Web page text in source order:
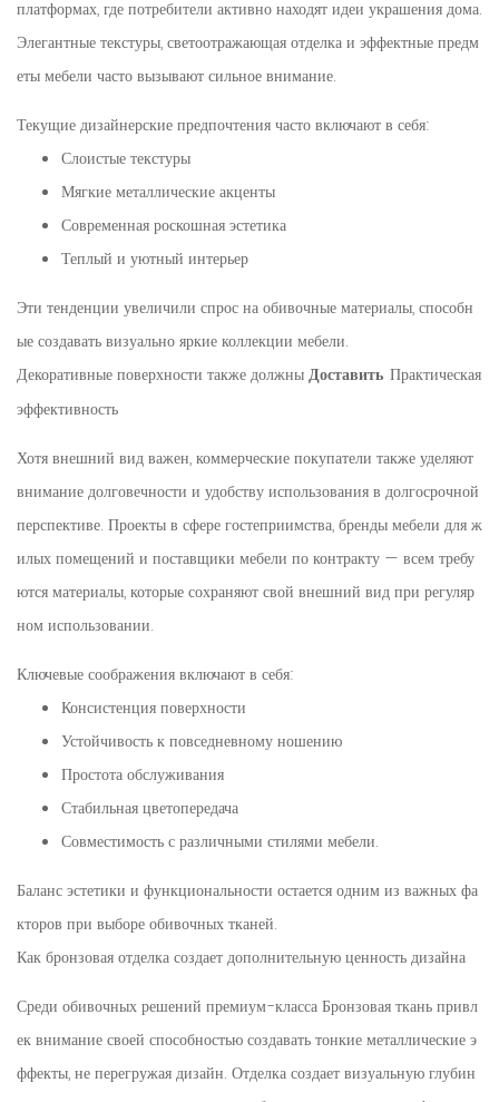
платформах, где потребители активно находят идеи украшения дома.
Элегантные текстуры, светоотражающая отделка и эффектные предм
еты мебели часто вызывают сильное внимание.
Текущие дизайнерские предпочтения часто включают в себя:
Слоистые текстуры
Мягкие металлические акценты
Современная роскошная эстетика
Теплый и уютный интерьер
Эти тенденции увеличили спрос на обивочные материалы, способн
ые создавать визуально яркие коллекции мебели.
Декоративные поверхности также должны Доставить Практическая
эффективность
Хотя внешний вид важен, коммерческие покупатели также уделяют
внимание долговечности и удобству использования в долгосрочной
перспективе. Проекты в сфере гостеприимства, бренды мебели для ж
илых помещений и поставщики мебели по контракту — всем требу
ются материалы, которые сохраняют свой внешний вид при регуляр
ном использовании.
Ключевые соображения включают в себя:
Консистенция поверхности
Устойчивость к повседневному ношению
Простота обслуживания
Стабильная цветопередача
Совместимость с различными стилями мебели.
Баланс эстетики и функциональности остается одним из важных фа
кторов при выборе обивочных тканей.
Как бронзовая отделка создает дополнительную ценность дизайна
Среди обивочных решений премиум-классаБронзовая тканьпривл
ек внимание своей способностью создавать тонкие металлические э
ффекты, не перегружая дизайн. Отделка создает визуальную глубин